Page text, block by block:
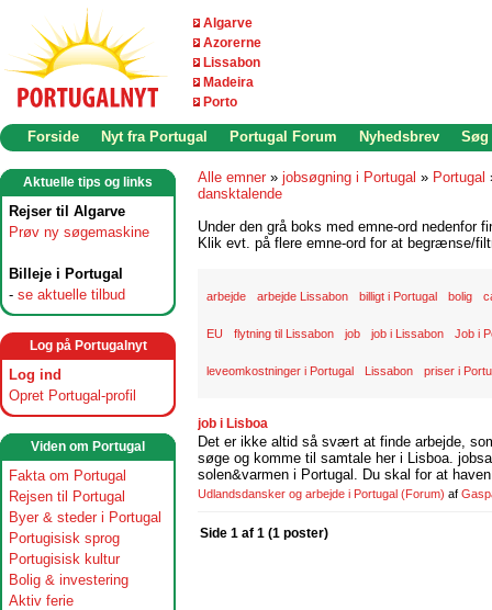
Algarve
Azorerne
Lissabon
Madeira
Porto
Forside Nyt fra Portugal Portugal Forum Nyhedsbrev Søg
Aktuelle tips og links
Rejser til Algarve
Prøv ny søgemaskine
Billeje i Portugal
- se aktuelle tilbud
Log på Portugalnyt
Log ind
Opret Portugal-profil
Viden om Portugal
Fakta om Portugal
Rejsen til Portugal
Byer & steder i Portugal
Portugisisk sprog
Portugisisk kultur
Bolig & investering
Aktiv ferie
Alle emner » jobsøgning i Portugal » Portugal
dansktalende
Under den grå boks med emne-ord nedenfor
Klik evt. på flere emne-ord for at begrænse/
arbejde arbejde Lissabon billigt i Portugal bolig
EU flytning til Lissabon job job i Lissabon Job i
leveomkostninger i Portugal Lissabon priser i
job i Lisboa
Det er ikke altid så svært at finde arbejde,
søge og komme til samtale her i Lisboa.
solen&varmen i Portugal. Du skal for at
Udlandsdansker og arbejde i Portugal (Forum) af
Side 1 af 1 (1 poster)